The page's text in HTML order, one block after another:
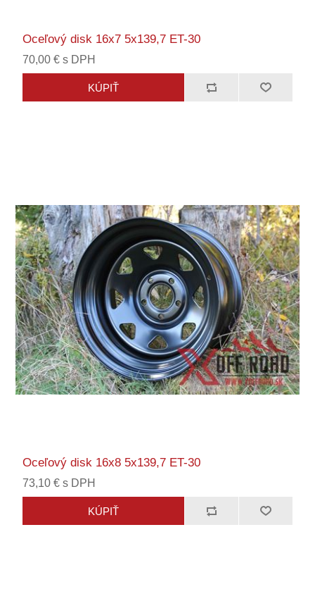
Oceľový disk 16x7 5x139,7 ET-30
70,00 € s DPH
Oceľový disk 16x8 5x139,7 ET-30
73,10 € s DPH